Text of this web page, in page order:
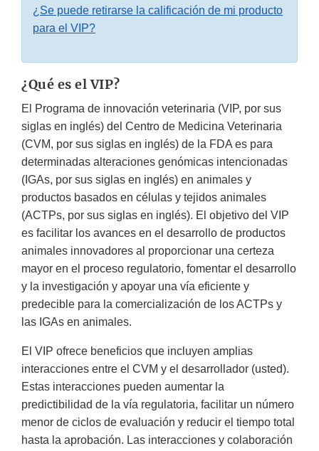
¿Se puede retirarse la calificación de mi producto
para el VIP?
¿Qué es el VIP?
El Programa de innovación veterinaria (VIP, por sus
siglas en inglés) del Centro de Medicina Veterinaria
(CVM, por sus siglas en inglés) de la FDA es para
determinadas alteraciones genómicas intencionadas
(IGAs, por sus siglas en inglés) en animales y
productos basados en células y tejidos animales
(ACTPs, por sus siglas en inglés). El objetivo del VIP
es facilitar los avances en el desarrollo de productos
animales innovadores al proporcionar una certeza
mayor en el proceso regulatorio, fomentar el desarrollo
y la investigación y apoyar una vía eficiente y
predecible para la comercialización de los ACTPs y
las IGAs en animales.
El VIP ofrece beneficios que incluyen amplias
interacciones entre el CVM y el desarrollador (usted).
Estas interacciones pueden aumentar la
predictibilidad de la vía regulatoria, facilitar un número
menor de ciclos de evaluación y reducir el tiempo total
hasta la aprobación. Las interacciones y colaboración